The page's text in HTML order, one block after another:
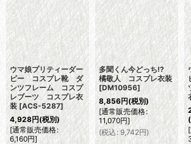
ウマ娘プリティーダー
ビー コスプレ靴 ダ
ンツフレーム コスプ
レブーツ コスプレ衣
装 [ACS-5287]
4,928円(税別)
[通常販売価格:
6,160円]
多聞くん今どっち!?
橘敬人 コスプレ衣装
[DM10956]
8,856円(税別)
[通常販売価格:
11,070円]
(税込: 9,742円)
[